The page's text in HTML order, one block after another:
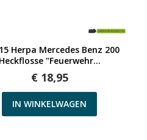
Snel bekijken
Herpa Mercedes Benz 200
"Feuerwehr...
€ 18,95
IN WINKELWAGEN